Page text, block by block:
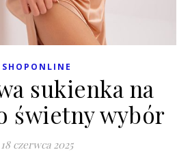
SHOPONLINE
sukienka na
świetny wybór
18 czerwca 2025